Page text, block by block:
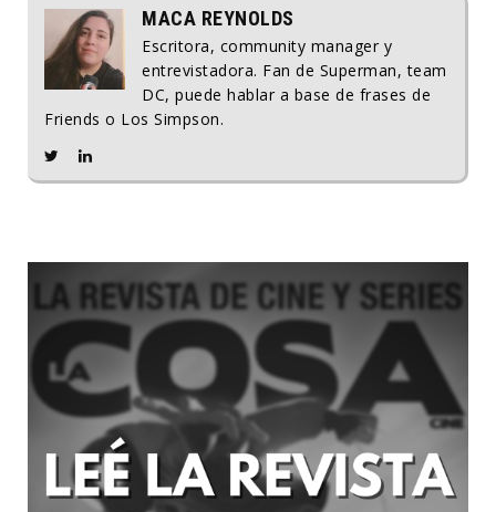
MACA REYNOLDS
Escritora, community manager y
entrevistadora. Fan de Superman, team
DC, puede hablar a base de frases de
Friends o Los Simpson.